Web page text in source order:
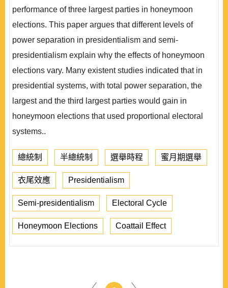
performance of three largest parties in honeymoon
elections. This paper argues that different levels of
power separation in presidentialism and semi-
presidentialism explain why the effects of honeymoon
elections vary. Many existent studies indicated that in
presidential systems, with total power separation, the
largest and the third largest parties would gain in
honeymoon elections that used proportional electoral
systems..
總統制 半總統制 選舉時程 蜜月期選舉
衣尾效應 Presidentialism
Semi-presidentialism Electoral Cycle
Honeymoon Elections Coattail Effect